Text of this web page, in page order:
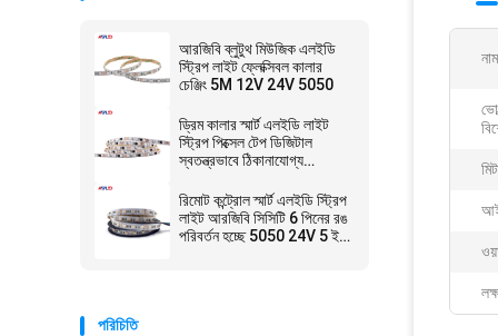
আরজিবি ব্লুটুথ মিউজিক এলইডি
স্ট্রিপ লাইট ফ্লেক্সিবল কালার
চেঞ্জিং 5M 12V 24V 5050
ড্রিম কালার স্মার্ট এলইডি লাইট
স্ট্রিপ পিক্সেল টেপ ডিজিটাল
স্বতন্ত্রভাবে ঠিকানাযোগ্য
রিমোট কন্ট্রোল স্মার্ট এলইডি স্ট্রিপ
লাইট আরজিবি সিসিটি 6 পিনের রঙ
পরিবর্তন হচ্ছে 5050 24V 5 ইন
পরিচিতি